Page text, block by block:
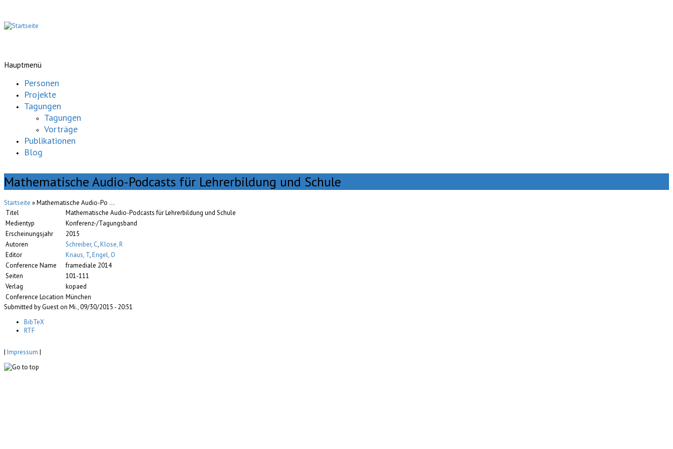
Hauptmenü
Personen
Projekte
Tagungen
Tagungen
Vorträge
Publikationen
Blog
Mathematische Audio-Podcasts für Lehrerbildung und Schule
Startseite » Mathematische Audio-Po ...
Titel
Mathematische Audio-Podcasts für Lehrerbildung und Schule
Medientyp
Konferenz-/Tagungsband
Erscheinungsjahr
2015
Autoren
Schreiber, C,Klose, R
Editor
Knaus, T,Engel, O
Conference Name
framediale 2014
Seiten
101-111
Verlag
kopaed
Conference Location München
Submitted by Guest on Mi., 09/30/2015 - 20:51
BibTeX
RTF
| Impressum |